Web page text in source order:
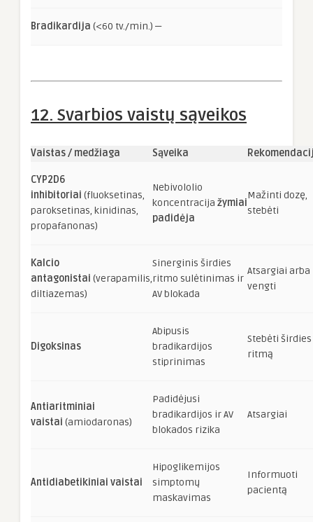
Bradikardija (<60 tv./min.) —
12. Svarbios vaistų sąveikos
Vaistas / medžiaga Sąveika
CYP2D6
inhibitoriai (fluoksetinas,
paroksetinas, kinidinas,
propafanonas)
Nebivololio
koncentracija žymiai
padidėja
Mažinti dozę,
stebėti
Kalcio
antagonistai (verapamilis,
diltiazemas)
Sinerginis širdies
ritmo sulėtinimas ir
AV blokada
Atsargiai arba
vengti
Digoksinas
Abipusis
bradikardijos
stiprinimas
Stebėti širdies
ritmą
Antiaritminiai
vaistai (amiodaronas)
Padidėjusi
bradikardijos ir AV
blokados rizika
Atsargiai
Antidiabetikiniai vaistai
Hipoglikemijos
simptomų
maskavimas
Informuoti
pacientą